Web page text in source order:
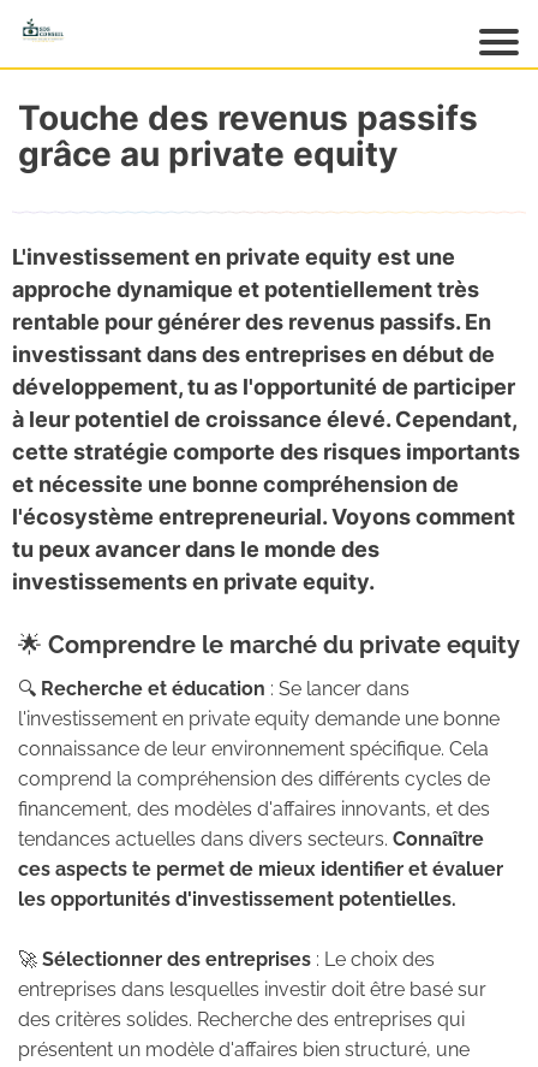
Acc
o
M
es
gr
at
ui
M
d
M
es
ar
tic
le
s
Touche des revenus passifs
grâce au private equity
L'investissement en private equity est une
approche dynamique et potentiellement très
rentable pour générer des revenus passifs. En
investissant dans des entreprises en début de
développement, tu as l'opportunité de participer
à leur potentiel de croissance élevé. Cependant,
cette stratégie comporte des risques importants
et nécessite une bonne compréhension de
l'écosystème entrepreneurial. Voyons comment
tu peux avancer dans le monde des
investissements en private equity.
🌟 Comprendre le marché du private equity
🔍 Recherche et éducation : Se lancer dans
l'investissement en private equity demande une bonne
connaissance de leur environnement spécifique. Cela
comprend la compréhension des différents cycles de
financement, des modèles d'affaires innovants, et des
tendances actuelles dans divers secteurs. Connaître
ces aspects te permet de mieux identifier et évaluer
les opportunités d'investissement potentielles.
🚀 Sélectionner des entreprises : Le choix des
entreprises dans lesquelles investir doit être basé sur
des critères solides. Recherche des entreprises qui
présentent un modèle d'affaires bien structuré, une